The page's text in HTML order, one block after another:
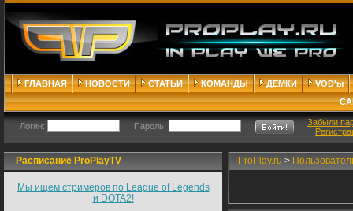
ГЛАВНАЯ НОВОСТИ СТАТЬИ КОМАНДЫ ДЕМКИ
VOD'ы
Логин: Пароль:
Забыли
Расписание ProPlayTV
Мы ищем стримеров по League of Legends
и DOTA2!
ProPlay.ru >